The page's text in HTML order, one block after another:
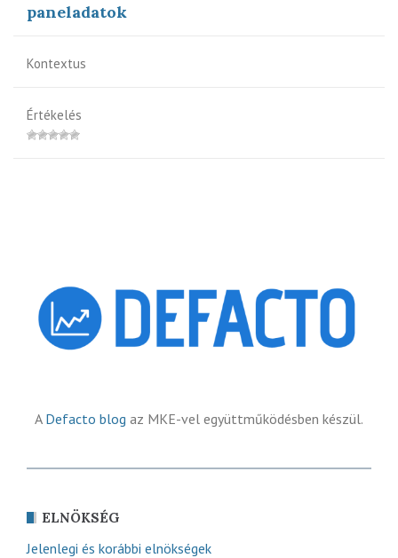
paneladatok
Kontextus
Értékelés
A Defacto blog az MKE-vel együttműködésben készül.
ELNÖKSÉG
Jelenlegi és korábbi elnökségek